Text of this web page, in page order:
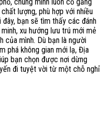
lượng, phù hợp với nhiều
đây, bạn sẽ tìm thấy các đánh
xu hướng lưu trú mới mẻ
của mình. Dù bạn là người
phá không gian mới lạ, Địa
bạn chọn được nơi dừng
đi tuyệt vời từ một chỗ nghỉ